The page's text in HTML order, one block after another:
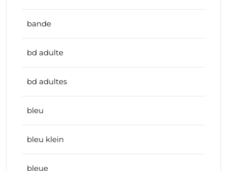
bande
bd adulte
bd adultes
bleu
bleu klein
bleue